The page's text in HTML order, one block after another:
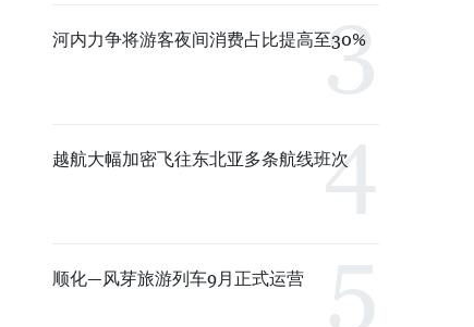
河内力争将游客夜间消费占比提高至30%
越航大幅加密飞往东北亚多条航线班次
顺化—风芽旅游列车9月正式运营